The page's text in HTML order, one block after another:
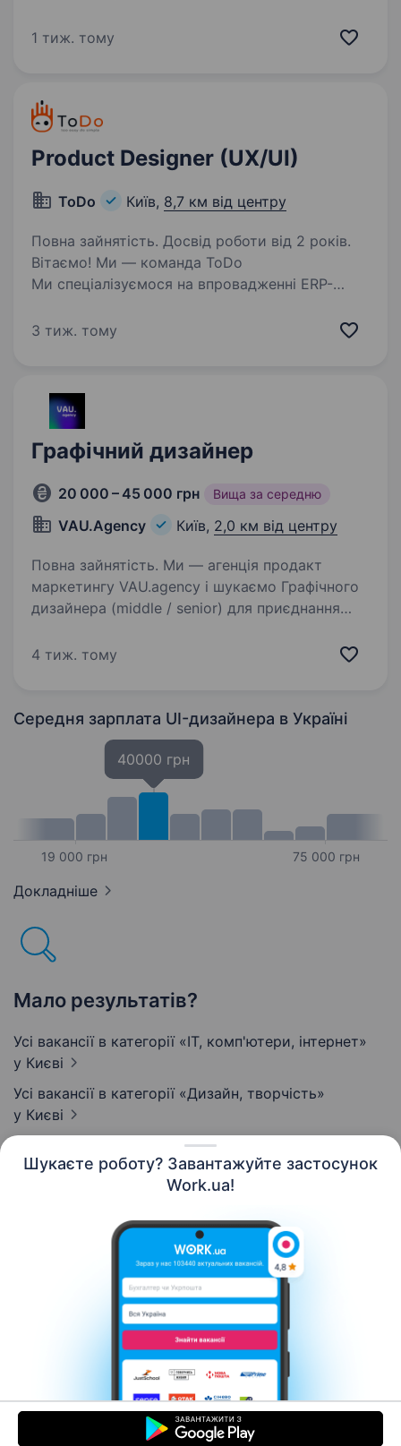
Шукаєте роботу? Завантажуйте застосунок
Work.ua!
структура та макети сайту; основні кольори
1 тиж. тому
Product Designer (UX/UI)
ToDo Київ, 8,7 км від центру
Повна зайнятість. Досвід роботи від 2 років.
Вітаємо! Ми — команда ToDo
Ми спеціалізуємося на впровадженні ERP-
розробляємо власні IT-продукти. Зараз
3 тиж. тому
Графічний дизайнер
20 000 – 45 000 грн Вища за середню
VAU.Agency Київ, 2,0 км від центру
Повна зайнятість. Ми — агенція продакт
маркетингу VAU.agency і шукаємо Графічного
дизайнера (middle / senior) для приєднання
на створенні корпоративних сайтів та
4 тиж. тому
Середня зарплата UI-дизайнера в Україні
19 000 грн
40000 грн
75 000 грн
Докладніше
Мало результатів?
Усі вакансії в категорії «IT, комп'ютери, інтернет»
у Києві
Усі вакансії в категорії «Дизайн, творчість»
у Києві
Контакти Про нас
Кар’єра
Допомога Умови використання